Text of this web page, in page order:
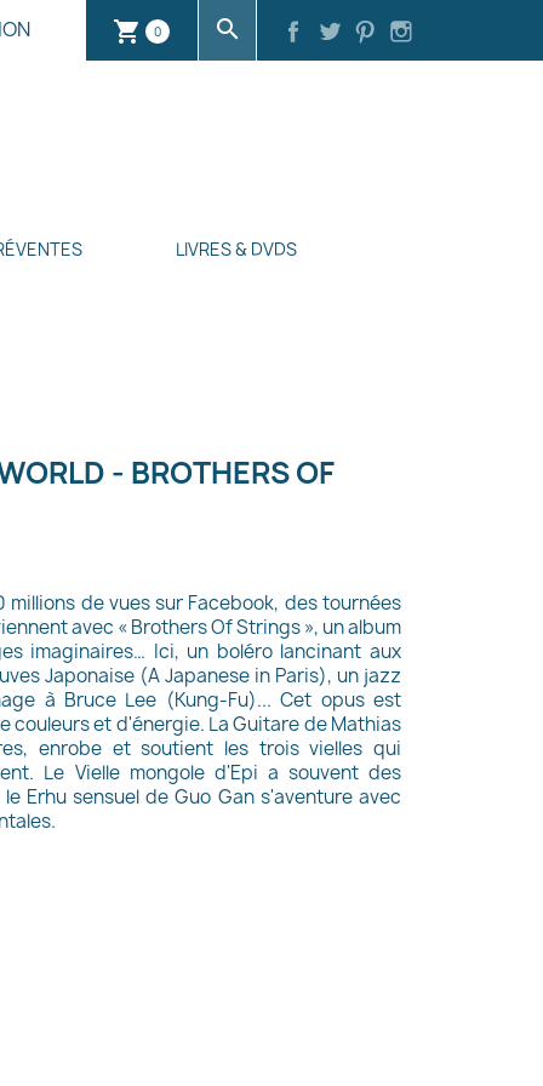
shopping_cart 0 search
LIVRES & DVDS
- BROTHERS OF
de vues sur Facebook, des tournées
avec « Brothers Of Strings », un album
imaginaires… Ici, un boléro lancinant aux
Japonaise (A Japanese in Paris), un jazz
à Bruce Lee (Kung-Fu)... Cet opus est
et d'énergie. La Guitare de Mathias
enrobe et soutient les trois vielles qui
Le Vielle mongole d'Epi a souvent des
Erhu sensuel de Guo Gan s'aventure avec